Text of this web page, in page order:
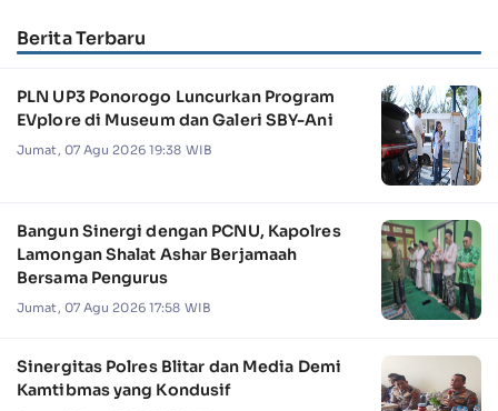
Berita Terbaru
PLN UP3 Ponorogo Luncurkan Program
EVplore di Museum dan Galeri SBY-Ani
Jumat, 07 Agu 2026 19:38 WIB
Bangun Sinergi dengan PCNU, Kapolres
Lamongan Shalat Ashar Berjamaah
Bersama Pengurus
Jumat, 07 Agu 2026 17:58 WIB
Sinergitas Polres Blitar dan Media Demi
Kamtibmas yang Kondusif